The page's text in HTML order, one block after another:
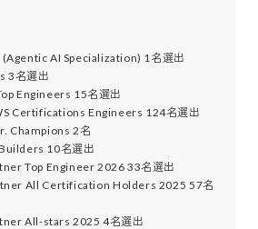
(Agentic AI Specialization) 1名選出
3名選出
Engineers 15名選出
Certifications Engineers 124名選出
Champions 2名
10名選出
Top Engineer 2026 33名選出
All Certification Holders 2025 57名
All-stars 2025 4名選出